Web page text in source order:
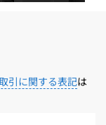
引に関する表記は